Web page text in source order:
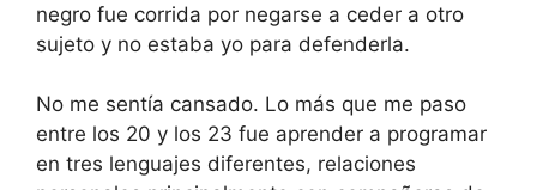
negro fue corrida por negarse a ceder a otro
sujeto y no estaba yo para defenderla.
No me sentía cansado. Lo más que me paso
entre los 20 y los 23 fue aprender a programar
en tres lenguajes diferentes, relaciones